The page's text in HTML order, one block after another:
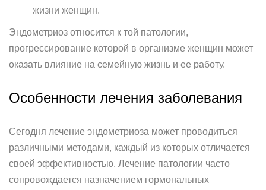
жизни женщин.
Эндометриоз относится к той патологии,
прогрессирование которой в организме женщин может
оказать влияние на семейную жизнь и ее работу.
Особенности лечения заболевания
Сегодня лечение эндометриоза может проводиться
различными методами, каждый из которых отличается
своей эффективностью. Лечение патологии часто
сопровождается назначением гормональных